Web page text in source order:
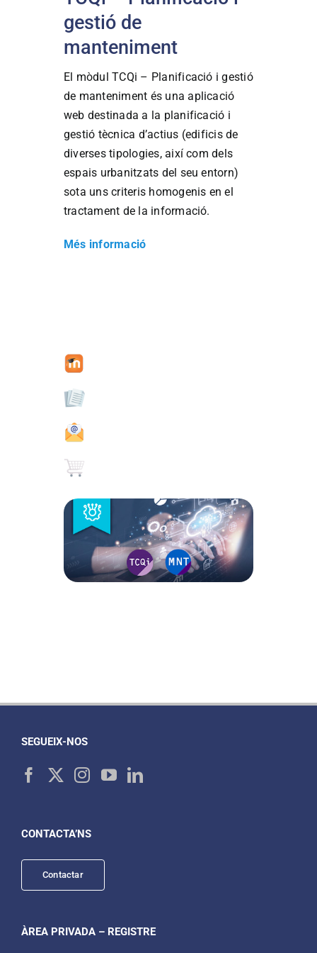
gestió de
manteniment
El mòdul TCQi – Planificació i gestió
de manteniment és una aplicació
web destinada a la planificació i
gestió tècnica d’actius (edificis de
diverses tipologies, així com dels
espais urbanitzats del seu entorn)
sota uns criteris homogenis en el
tractament de la informació.
Més informació
SEGUEIX-NOS
CONTACTA’NS
Contactar
ÀREA PRIVADA – REGISTRE